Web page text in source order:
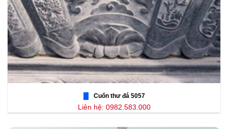
Cuốn thư đá 5057
Liên hệ: 0982.583.000